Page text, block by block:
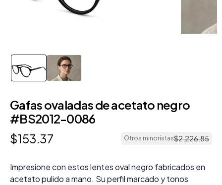
Gafas ovaladas de acetato negro
#BS2012-0086
$153.37 Otros minoristas$2,226.85
Impresione con estos lentes oval negro fabricados en
acetato pulido a mano. Su perfil marcado y tonos